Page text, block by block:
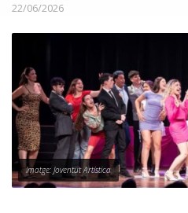
Successos
La Banqueta
Transmissions Esportives
Pòdcasts
Vídeos
Graella
22/06/2026
Imatge: Joventut Artística